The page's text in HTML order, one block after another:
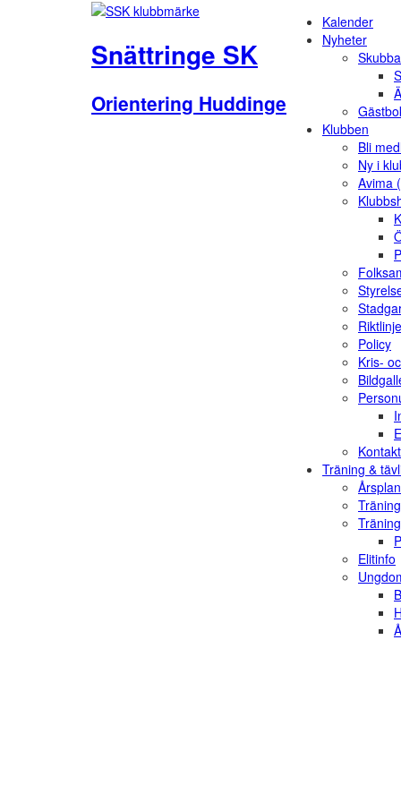
Snättringe SK
Orientering Huddinge
Kalender
Nyheter
Klubben
Bli
Ny i
Avima
Policy
Kris-
Kontakt
Träning &
Årsplan
Elitinfo